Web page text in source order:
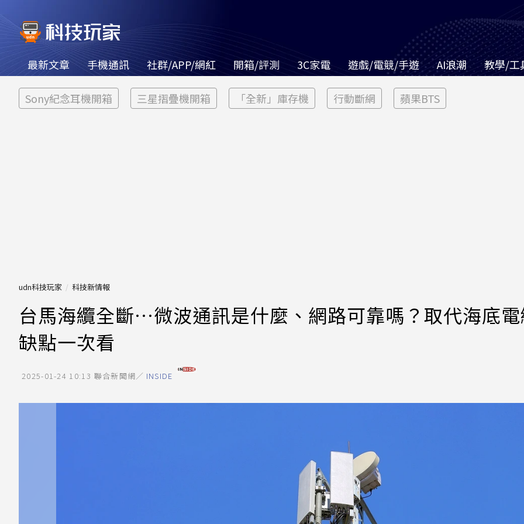
最新文章 手機通訊 社群/APP/網紅 開箱/評測 3C家電 遊戲/電競/手遊 AI浪潮 教學/工
Sony紀念耳機開箱 三星摺疊機開箱 「全新」庫存機 行動斷網 蘋果BTS
udn科技玩家 科技新情報
台馬海纜全斷…微波通訊是什麼、網路可靠嗎？取代海底
缺點一次看
2025-01-24 10:13 聯合新聞網／ INSIDE